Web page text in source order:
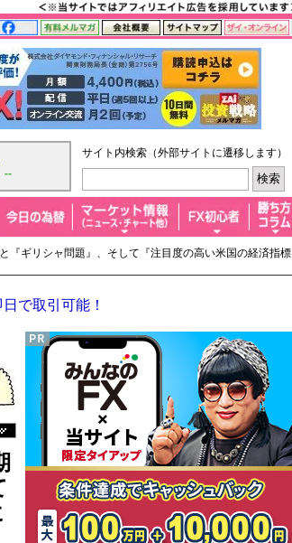
--
サイト内検索（外部サイトに遷移します）
『ギリシャ問題』、そして『注目度の高い米国の経済指標
で取引可能！